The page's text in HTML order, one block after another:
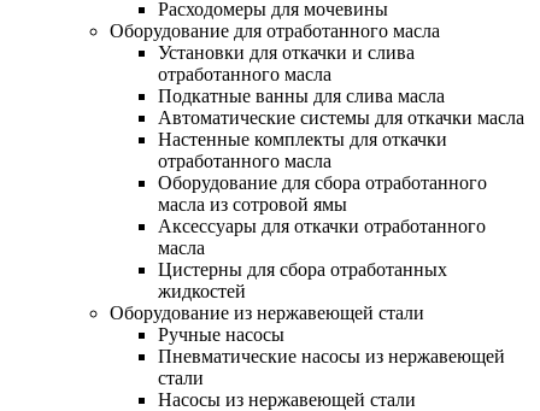
Расходомеры для мочевины
Оборудование для отработанного масла
Установки для откачки и слива
отработанного масла
Подкатные ванны для слива масла
Автоматические системы для откачки масла
Настенные комплекты для откачки
отработанного масла
Оборудование для сбора отработанного
масла из сотровой ямы
Аксессуары для откачки отработанного
масла
Цистерны для сбора отработанных
жидкостей
Оборудование из нержавеющей стали
Ручные насосы
Пневматические насосы из нержавеющей
стали
Насосы из нержавеющей стали